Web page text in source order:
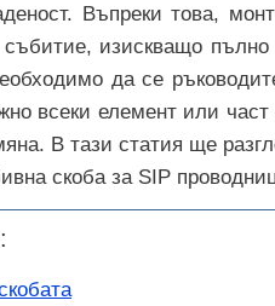
Въпреки това,
събитие, изискващо
да се
всеки елемент или
В тази статия ще
скоба за SIP